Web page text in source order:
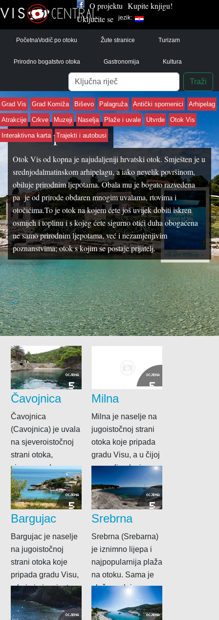
O projektu Kupite knjigu!
Uključite se
jezik:
PočetnaVodič po otoku Žute stranice Turizam
Prirodno bogatstvo otoka Gastronomija Kultura
Pretraga
Traži
tiskano izdanje >
Vodič po otoku
Otok Vis od kopna je najudaljeniji hrvatski otok. Smješten je u
srednjodalmatinskom arhipelagu, a iako nevelik površinom,
obiluje prirodnim ljepotama. Obala mu je bogato razvedena
pa je od prirode obdaren mnogim uvalama, rtovima i
otočićima.To je otok na kojem ćete još uvijek dobiti iskren
osmijeh i toplinu i s kojeg ćete sigurno otići duha obogaćena
ne samo prirodnim ljepotama, već i nezamjenjivim
poznanstvima; otok s kojim se postaje prijatelj.
Grad Vis Grad Komiža Biševo Palagruža Antički spomenici Arhipelag
Atrakcije Crkve Muzeji Naselja Plaže i uvale Utvrde Otok Vis
Interaktivna karta Trajekti i autobusi
OCJENA
5
Čavojnica
Čavojnica
(Cavojnica) je uvala
na sjeveroistočnoj
strani otoka,
sjeverno od
Stončice, a u njoj je
tek nekoliko kuća....
OCJENA
5
Milna
Milna je naselje na
jugoistočnoj strani
otoka koje pripada
gradu Visu, a u čijoj
se uvali nalazi
istoimena...
OCJENA
5
Bargujac
Bargujac je naselje
na jugoistočnoj
strani otoka koje
pripada gradu Visu,
a koje je iz mjesta u
kojem...
OCJENA
5
Srebrna
Srebrna (Srebarna)
je iznimno lijepa i
najpopularnija plaža
na otoku. Sama je
plaža prekrivena
netipično velikim
oblucima, a...
OCJENA OCJENA